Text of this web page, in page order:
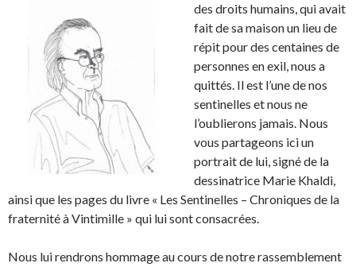
des droits humains, qui avait
fait de sa maison un lieu de
répit pour des centaines de
personnes en exil, nous a
quittés. Il est l’une de nos
sentinelles et nous ne
l’oublierons jamais. Nous
vous partageons ici un
portrait de lui, signé de la
dessinatrice Marie Khaldi,
ainsi que les pages du livre « Les Sentinelles – Chroniques de la
fraternité à Vintimille » qui lui sont consacrées.
Nous lui rendrons hommage au cours de notre rassemblement